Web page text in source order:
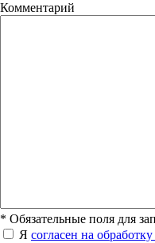
Комментарий
* Обязательные поля для
Я согласен на